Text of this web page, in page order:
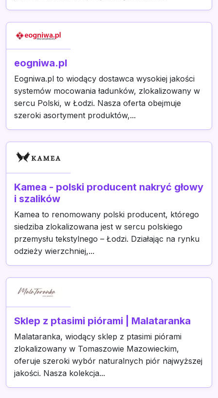
eogniwa.pl
Eogniwa.pl to wiodący dostawca wysokiej jakości
systemów mocowania ładunków, zlokalizowany w
sercu Polski, w Łodzi. Nasza oferta obejmuje
szeroki asortyment produktów,...
Kamea - polski producent nakryć głowy
i szalików
Kamea to renomowany polski producent, którego
siedziba zlokalizowana jest w sercu polskiego
przemysłu tekstylnego – Łodzi. Działając na rynku
odzieży wierzchniej,...
Sklep z ptasimi piórami | Malataranka
Malataranka, wiodący sklep z ptasimi piórami
zlokalizowany w Tomaszowie Mazowieckim,
oferuje szeroki wybór naturalnych piór najwyższej
jakości. Nasza kolekcja...